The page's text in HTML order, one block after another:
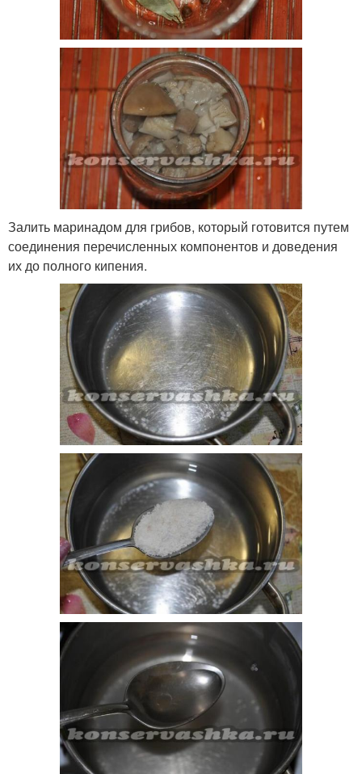
Залить маринадом для грибов, который готовится путем
соединения перечисленных компонентов и доведения
их до полного кипения.